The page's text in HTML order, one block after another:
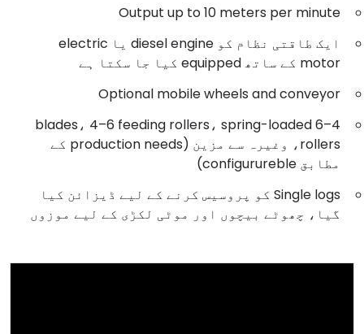
Output up to 10 meters per minute
ایک طاقتی نظام کو diesel engine یا electric
motor کے ساتھ equipped کیا جا سکتا ہے
Optional mobile wheels and conveyor
4–6 blades، 4–6 feeding rollers، spring-loaded
rollers، وغیرہ سے مزین (production needs کے
مطابق configurureble)
Single logs کو پروسیس کرنے کے لیے ڈیزائن کیا
گیا، چھوٹے بیچوں اور موٹی لکڑی کے لیے موزوں